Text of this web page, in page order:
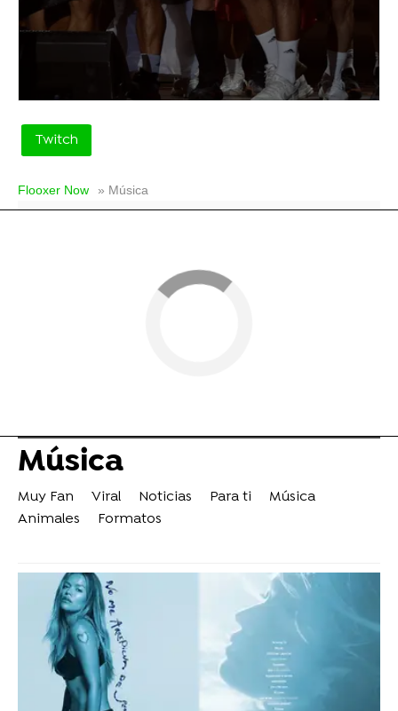
Twitch
Flooxer Now » Música
Música
Muy Fan Viral Noticias Para ti
Música
Animales
Formatos